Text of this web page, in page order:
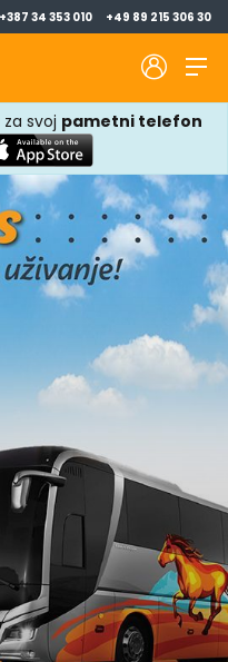
+387 34 353 010 +49 89 215 306 30
svoj pametni telefon